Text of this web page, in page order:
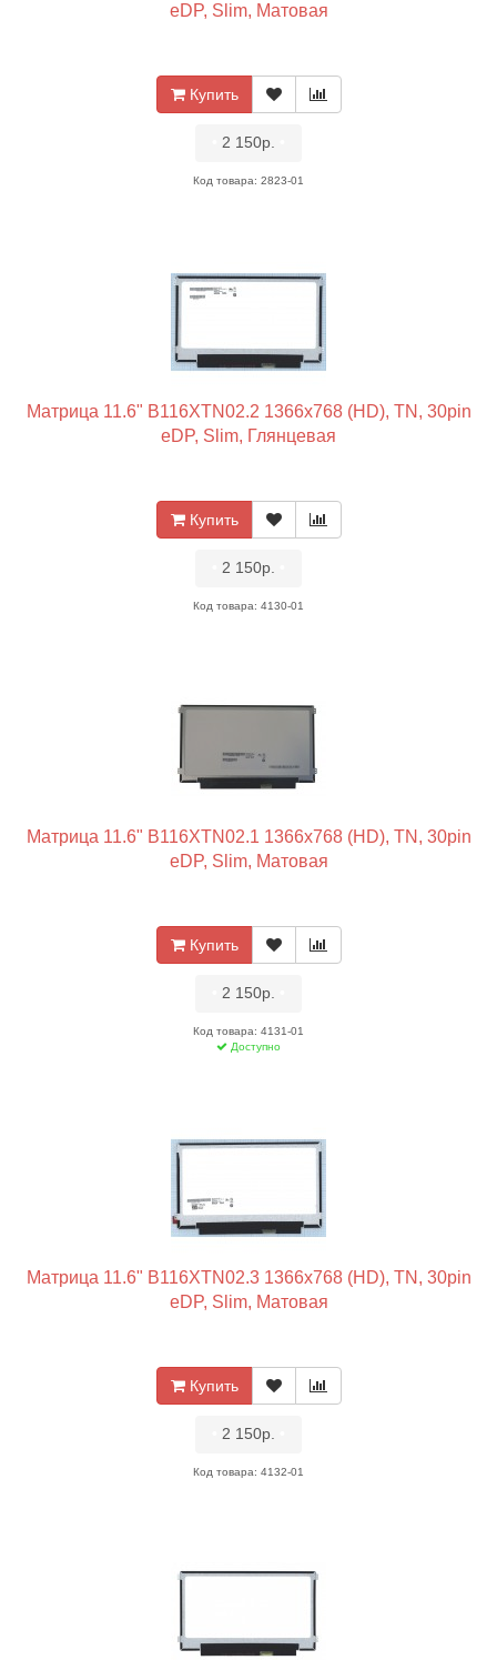
eDP, Slim, Матовая
Купить
2 150р.
Код товара: 2823-01
Матрица 11.6" B116XTN02.2 1366x768 (HD), TN, 30pin
eDP, Slim, Глянцевая
Купить
2 150р.
Код товара: 4130-01
Матрица 11.6" B116XTN02.1 1366x768 (HD), TN, 30pin
eDP, Slim, Матовая
Купить
2 150р.
Код товара: 4131-01
Доступно
Матрица 11.6" B116XTN02.3 1366x768 (HD), TN, 30pin
eDP, Slim, Матовая
Купить
2 150р.
Код товара: 4132-01